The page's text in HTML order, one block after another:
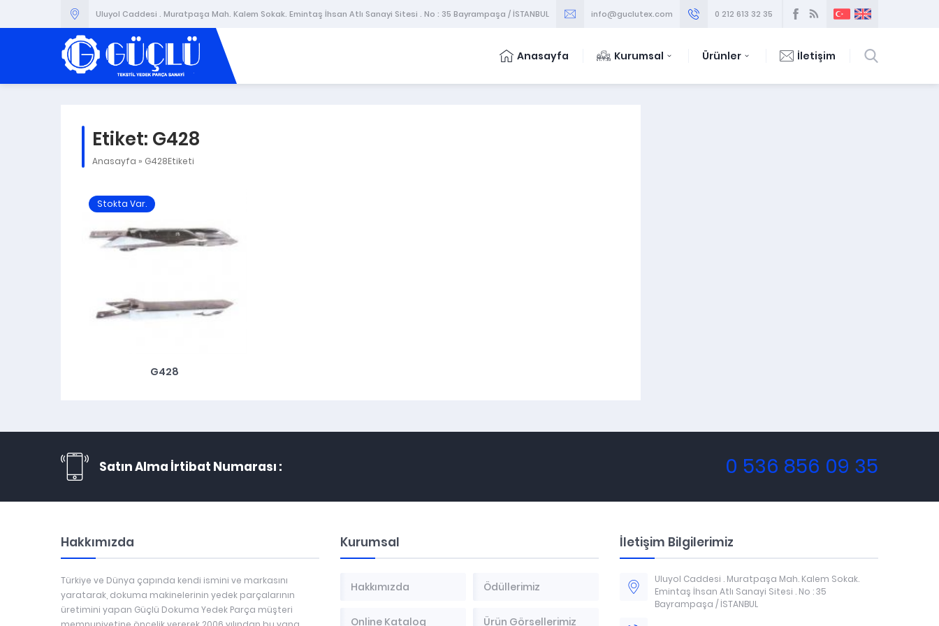
Uluyol Caddesi . Muratpaşa Mah. Kalem Sokak. Emintaş İhsan Atlı Sanayi Sitesi . No : 35 Bayrampaşa / İSTANBUL info@guclutex.com 0 212 613 32 35
Anasayfa Kurumsal Ürünler İletişim
Etiket: G428
Anasayfa » G428Etiketi
Stokta Var.
G428
Satın Alma İrtibat Numarası : 0 536 856 09 35
Hakkımızda
Türkiye ve Dünya çapında kendi ismini ve markasını
yaratarak, dokuma makinelerinin yedek parçalarının
üretimini yapan Güçlü Dokuma Yedek Parça müşteri
Kurumsal
Hakkımızda Ödüllerimiz
Online Katalog Ürün Görsellerimiz
İletişim Bilgilerimiz
Uluyol Caddesi . Muratpaşa Mah. Kalem Sokak.
Emintaş İhsan Atlı Sanayi Sitesi . No : 35
Bayrampaşa / İSTANBUL